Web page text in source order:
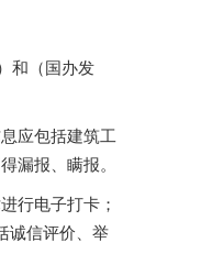
和（国办发
应包括建筑工
漏报、瞒报。
行电子打卡；
诚信评价、举